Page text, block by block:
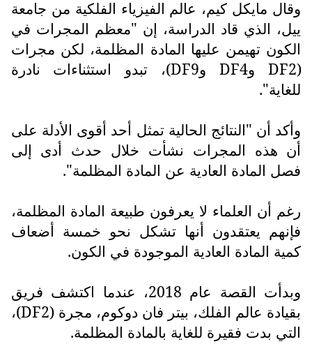
وقال مايكل كيم، عالم الفيزياء الفلكية من جامعة
ييل، الذي قاد الدراسة، إن "معظم المجرات في
الكون تهيمن عليها المادة المظلمة، لكن مجرات
(
DF2 وDF4 وDF9)، تبدو استثناءات نادرة
للغاية".
وأكد أن "النتائج الحالية تمثل أحد أقوى الأدلة على
أن هذه المجرات نشأت خلال حدث أدى إلى
فصل المادة العادية عن المادة المظلمة".
رغم أن العلماء لا يعرفون طبيعة المادة المظلمة،
فإنهم يعتقدون أنها تشكل نحو خمسة أضعاف
كمية المادة العادية الموجودة في الكون.
وبدأت القصة عام 2018، عندما اكتشف فريق
بقيادة عالم الفلك، بيتر فان دوكوم، مجرة (DF2)،
التي بدت فقيرة للغاية بالمادة المظلمة.